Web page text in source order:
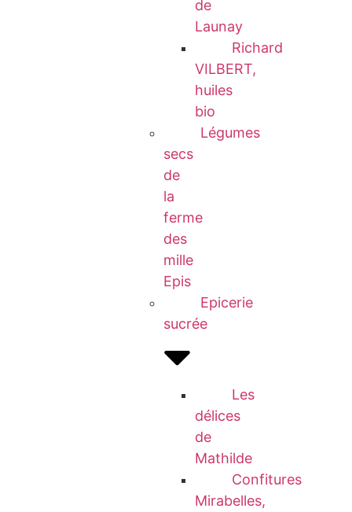
de
Launay
Richard
VILBERT,
huiles
bio
Légumes
secs
de
la
ferme
des
mille
Epis
Epicerie
sucrée
Les
délices
de
Mathilde
Confitures
Mirabelles,